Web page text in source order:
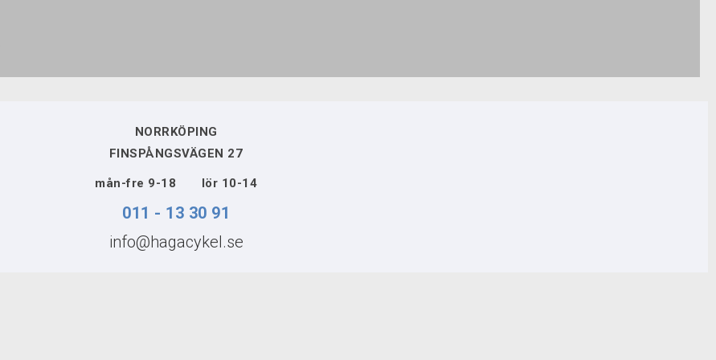
NORRKÖPING
FINSPÅNGSVÄGEN 27
mån-fre 9-18 lör 10-14
011 - 13 30 91
info@hagacykel.se